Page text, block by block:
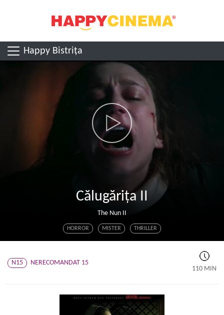
Happy Bistrița
Călugărița II
The Nun II
HORROR MISTER THRILLER
N15
NERECOMANDAT 15
110 MIN